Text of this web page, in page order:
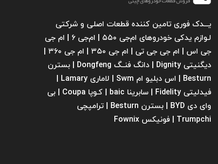
یـــدک فوری تامین کننده قطعات اصلی و شرکتی
لـوازم یدکی خودروهای ام‌جی ۵۵۰ | ام‌جی ۶ | ام جی
جی اس | ام جی جی تی | ام‌ جی ۳۵۰ | ام جی ۳۶۰ |
دیگنیتی Dignity | دانگ فنــگ Dongfeng | بسترن
Besturn | اس دبلیو ام Swm | لاماری Lamary |
فیدلیتی Fidelity | سابرینا ‌baic | کـوپا Coupa | بی
وای دی BYD | بسترن Besturn | ترامپچی
Trumpchi | فونیکس Fownix